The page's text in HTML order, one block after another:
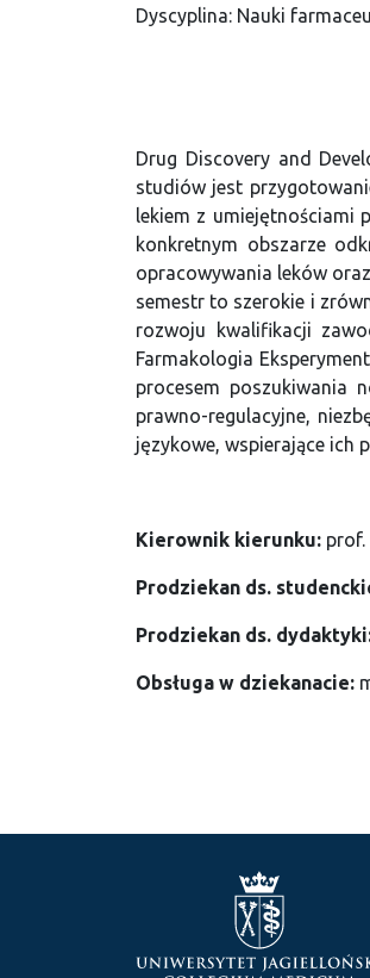
Dyscyplina: Nauki
Drug Discovery and
studiów jest
lekiem z umiejętnościami
konkretnym obszarze
opracowywania leków
semestr to szerokie i
rozwoju kwalifikacji
Farmakologia
procesem poszukiwania
prawno-regulacyjne,
językowe, wspierające ich
Kierownik kierunku: prof.
Prodziekan ds.
Prodziekan ds.
Obsługa w dziekanacie: